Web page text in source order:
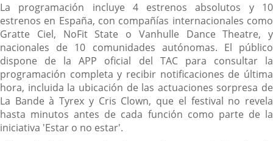
La programación incluye 4 estrenos absolutos y 10
estrenos en España, con compañías internacionales como
Gratte Ciel, NoFit State o Vanhulle Dance Theatre, y
nacionales de 10 comunidades autónomas. El público
dispone de la APP oficial del TAC para consultar la
programación completa y recibir notificaciones de última
hora, incluida la ubicación de las actuaciones sorpresa de
La Bande à Tyrex y Cris Clown, que el festival no revela
hasta minutos antes de cada función como parte de la
iniciativa 'Estar o no estar'.